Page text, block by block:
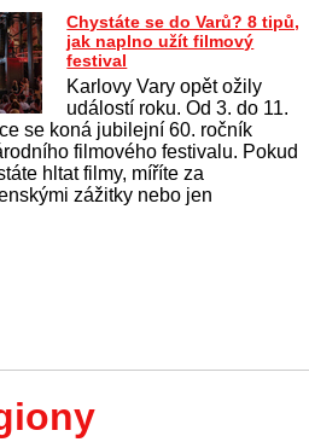
Chystáte se do Varů? 8 tipů,
jak naplno užít filmový
festival
Karlovy Vary opět ožily
událostí roku. Od 3. do 11.
se koná jubilejní 60. ročník
filmového festivalu. Pokud
hltat filmy, míříte za
zážitky nebo jen